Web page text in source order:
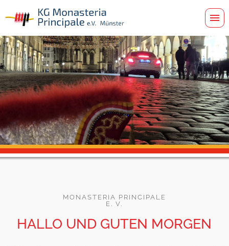
MONASTERIA PRINCIPALE
E. V.
HALLO UND GUTEN MORGEN